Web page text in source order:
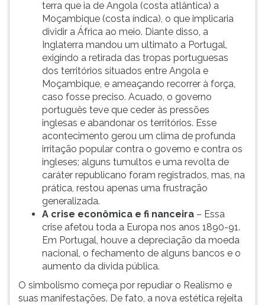
terra que ia de Angola (costa atlântica) a
Moçambique (costa índica), o que implicaria
dividir a África ao meio. Diante disso, a
Inglaterra mandou um ultimato a Portugal,
exigindo a retirada das tropas portuguesas
dos territórios situados entre Angola e
Moçambique, e ameaçando recorrer à força,
caso fosse preciso. Acuado, o governo
português teve que ceder às pressões
inglesas e abandonar os territórios. Esse
acontecimento gerou um clima de profunda
irritação popular contra o governo e contra os
ingleses; alguns tumultos e uma revolta de
caráter republicano foram registrados, mas, na
prática, restou apenas uma frustração
generalizada.
A crise econômica e fi nanceira – Essa
crise afetou toda a Europa nos anos 1890-91.
Em Portugal, houve a depreciação da moeda
nacional, o fechamento de alguns bancos e o
aumento da dívida pública.
O simbolismo começa por repudiar o Realismo e
suas manifestações. De fato, a nova estética rejeita